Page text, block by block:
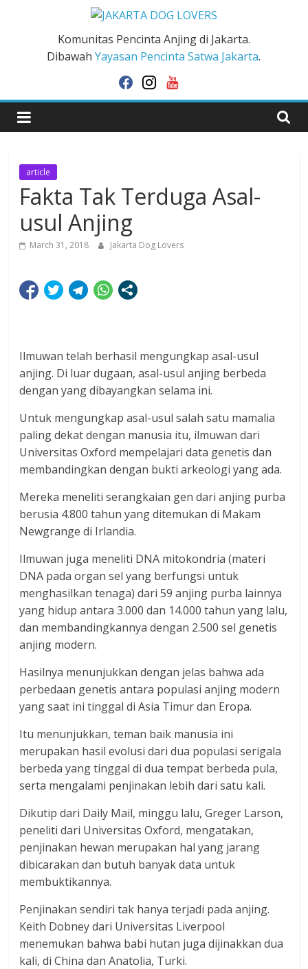
JAKARTA
LOVERS
Komunitas Pencinta Anjing di Jakarta.
DibawahYayasan Pencinta Satwa Jakarta.
facebookinstagram
youtube
article
Fakta Tak Terduga Asal-
usul Anjing
March 31, 2018 Jakarta Dog Lovers
Ilmuwan telah berhasil mengungkap asal-usul
anjing. Di luar dugaan, asal-usul anjing berbeda
dengan yang dibayangkan selama ini.
Untuk mengungkap asal-usul salah satu mamalia
paling dekat dengan manusia itu, ilmuwan dari
Universitas Oxford mempelajari data genetis dan
membandingkan dengan bukti arkeologi yang ada.
Mereka meneliti serangkaian gen dari anjing purba
berusia 4.800 tahun yang ditemukan di Makam
Newgrange di Irlandia.
Ilmuwan juga meneliti DNA mitokondria (materi
DNA pada organ sel yang berfungsi untuk
menghasilkan tenaga) dari 59 anjing purba lainnya
yang hidup antara 3.000 dan 14.000 tahun yang lalu,
dan membandingkannya dengan 2.500 sel genetis
anjing modern.
Hasilnya menunjukkan dengan jelas bahwa ada
perbedaan genetis antara populasi anjing modern
yang saat ini tinggal di Asia Timur dan Eropa.
Itu menunjukkan, teman baik manusia ini
merupakan hasil evolusi dari dua populasi serigala
berbeda yang tinggal di dua tempat berbeda pula,
serta mengalami penjinakan lebih dari satu kali.
Dikutip dari Daily Mail, minggu lalu, Greger Larson,
peneliti dari Universitas Oxford, mengatakan,
penjinakan hewan merupakan hal yang jarang
dibicarakan dan butuh banyak data untuk
membuktikannya.
Penjinakan sendiri tak hanya terjadi pada anjing.
Keith Dobney dari Universitas Liverpool
menemukan bahwa babi hutan juga dijinakkan dua
kali, di China dan Anatolia, Turki.